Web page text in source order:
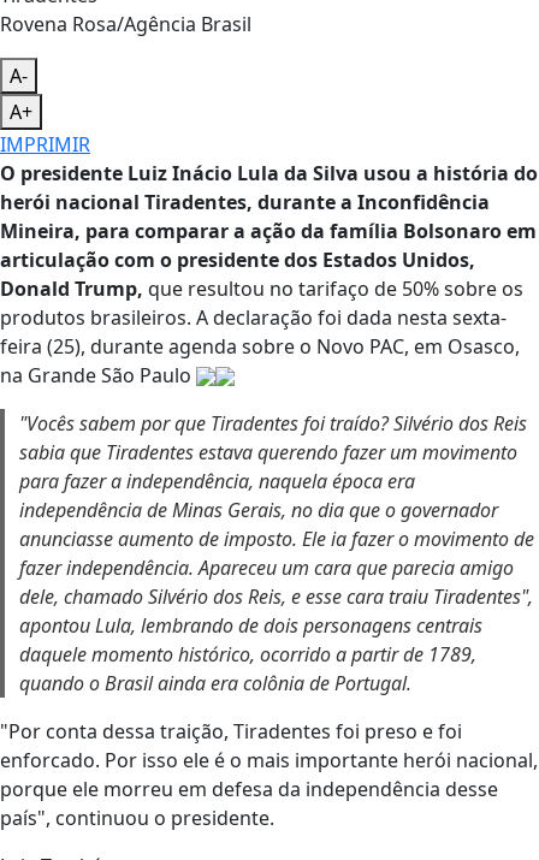
Rovena Rosa/Agência Brasil
A-
A+
IMPRIMIR
O presidente Luiz Inácio Lula da Silva usou a história do
herói nacional Tiradentes, durante a Inconfidência
Mineira, para comparar a ação da família Bolsonaro em
articulação com o presidente dos Estados Unidos,
Donald Trump, que resultou no tarifaço de 50% sobre os
produtos brasileiros. A declaração foi dada nesta sexta-
feira (25), durante agenda sobre o Novo PAC, em Osasco,
na Grande São Paulo
"Vocês sabem por que Tiradentes foi traído? Silvério dos Reis
sabia que Tiradentes estava querendo fazer um movimento
para fazer a independência, naquela época era
independência de Minas Gerais, no dia que o governador
anunciasse aumento de imposto. Ele ia fazer o movimento de
fazer independência. Apareceu um cara que parecia amigo
dele, chamado Silvério dos Reis, e esse cara traiu Tiradentes",
apontou Lula, lembrando de dois personagens centrais
daquele momento histórico, ocorrido a partir de 1789,
quando o Brasil ainda era colônia de Portugal.
"Por conta dessa traição, Tiradentes foi preso e foi
enforcado. Por isso ele é o mais importante herói nacional,
porque ele morreu em defesa da independência desse
país", continuou o presidente.